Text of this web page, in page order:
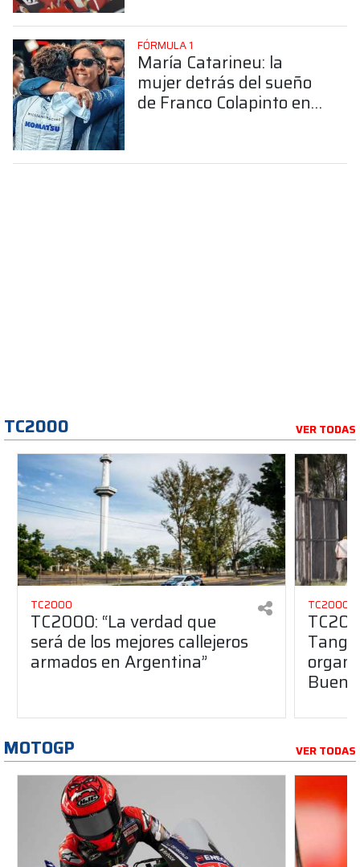
FÓRMULA 1
María Catarineu: la
mujer detrás del sueño
de Franco Colapinto en
TC2000 VER TODAS
TC2000
TC2000: “La verdad que
será de los mejores callejeros
armados en Argentina”
TC2000
MOTOGP VER TODAS